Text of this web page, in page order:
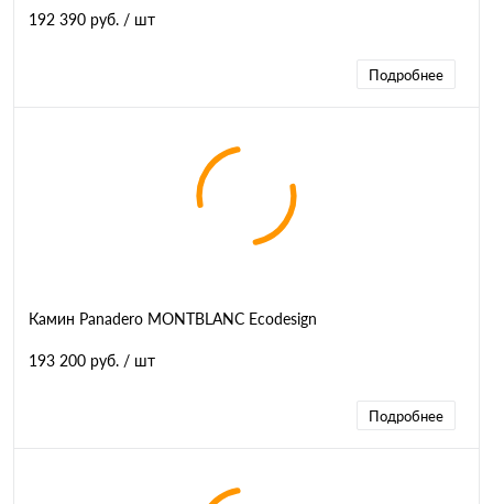
192 390 руб. / шт
Подробнее
Камин Panadero MONTBLANC Ecodesign
193 200 руб. / шт
Подробнее